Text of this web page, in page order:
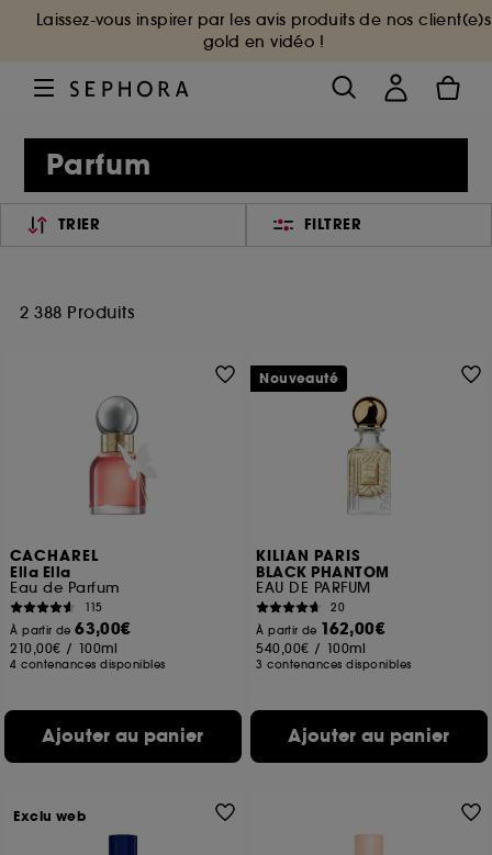
Laissez-vous inspirer par les avis produits de nos client(e)s
gold en vidéo !
Parfum
TRIER FILTRER
2 388 Produits
CACHAREL
Ella Ella
Eau de Parfum
115
À partir de63,00€
210,00€ / 100ml
4 contenances disponibles
Ajouter au panier
KILIAN PARIS
BLACK PHANTOM
EAU DE PARFUM
20
À partir de 162,00€
540,00€ / 100ml
3 contenances disponibles
Ajouter au panier
Nouveauté
Exclu web